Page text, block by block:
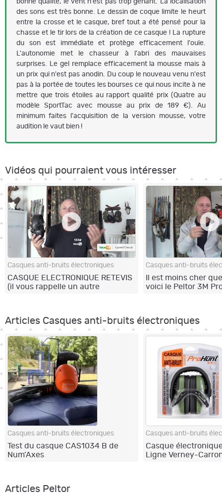
bonne qualité, le vent n'est pas trop gênant. La localisation
des sons est très bonne. Le dessin de coque limite le heurt
entre la crosse et le casque, bref tout a été pensé pour la
chasse et le tir lors de la création de ce casque ! La rupture
du son est immédiate et protège efficacement l'ouïe.
L'autonomie met le chasseur à l'abri des mauvaises
surprises. Le gel remplace efficacement la mousse mais à
un prix qui n'est pas anodin. Du coup le nouveau venu n'est
pas à la portée de toutes les bourses ce qui nous incite à ne
mettre que trois étoiles au rapport qualité prix (Quatre au
modèle SportTac avec mousse au prix de 189 €). Au
minimum faites l'acquisition de la version mousse, votre
audition le vaut bien !
Vidéos qui pourraient vous intéresser
Casques anti-bruits électroniques
CASQUE ELECTRONIQUE RETEVIS
(il vous rappelle un autre
Casques anti-bruits
Il est moins cher
voici le Peltor 3M
Articles Casques anti-bruits électroniques
Casques anti-bruits électroniques
Test du casque CAS1034 B de
Num’Axes
Casques anti-bruits
Casque
Ligne Verney-
Articles Peltor